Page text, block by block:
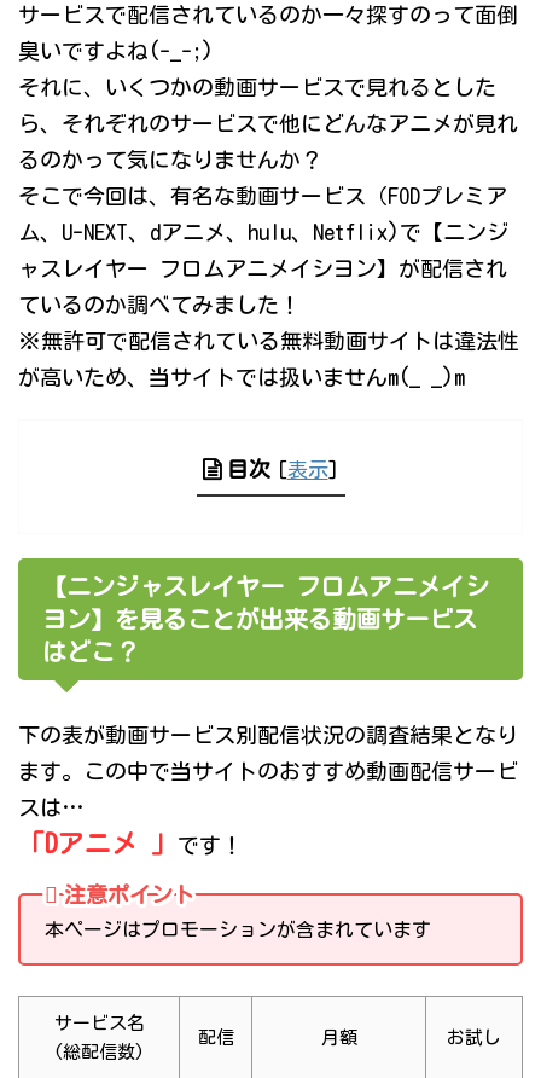
サービスで配信されているのか一々探すのって面倒
臭いですよね(-_-;)
それに、いくつかの動画サービスで見れるとした
ら、それぞれのサービスで他にどんなアニメが見れ
るのかって気になりませんか？
そこで今回は、有名な動画サービス（FODプレミア
ム、U-NEXT、dアニメ、hulu、Netflix)で【ニンジ
ャスレイヤー フロムアニメイシヨン】が配信され
ているのか調べてみました！
※無許可で配信されている無料動画サイトは違法性
が高いため、当サイトでは扱いませんm(_ _)m
目次 [表示]
【ニンジャスレイヤー フロムアニメイシ
ヨン】を見ることが出来る動画サービス
はどこ？
下の表が動画サービス別配信状況の調査結果となり
ます。この中で当サイトのおすすめ動画配信サービ
スは…
「Dアニメ 」 です！
注意ポイント
本ページはプロモーションが含まれています
サービス名
(総配信数)
配信 月額 お試し